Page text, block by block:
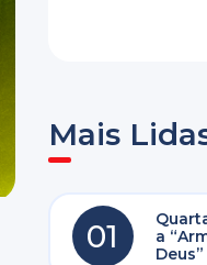
Mais
01
a
Deus”